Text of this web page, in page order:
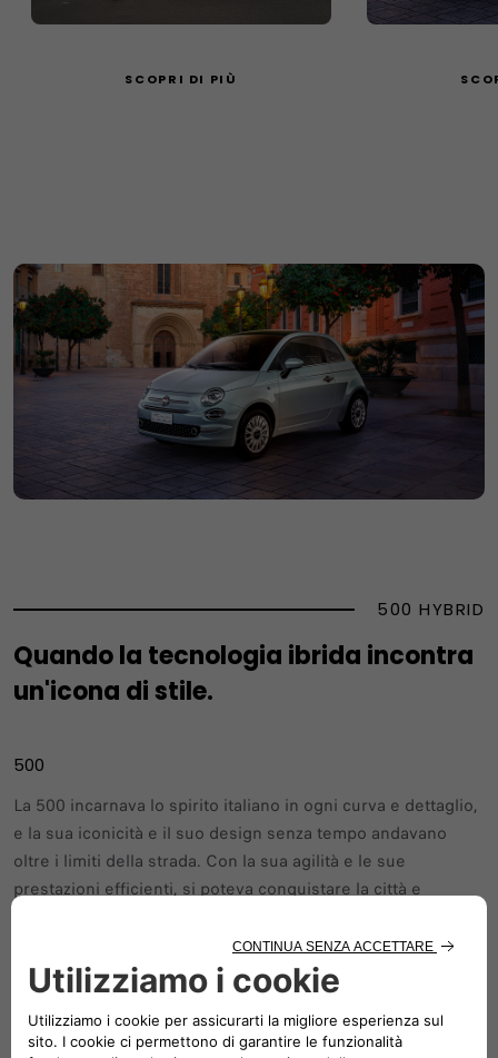
SCOPRI DI PIÙ
500 HYBRID
Quando la tecnologia ibrida incontra
un'icona di stile.
500
La 500 incarnava lo spirito italiano in ogni curva e dettaglio,
e la sua iconicità e il suo design senza tempo andavano
oltre i limiti della strada. Con la sua agilità e le sue
prestazioni efficienti, si poteva conquistare la città e
coloro che volevano scoprire il vero significato di guidare
un simbolo italiano intramontabile.
500 DOLCEVITA